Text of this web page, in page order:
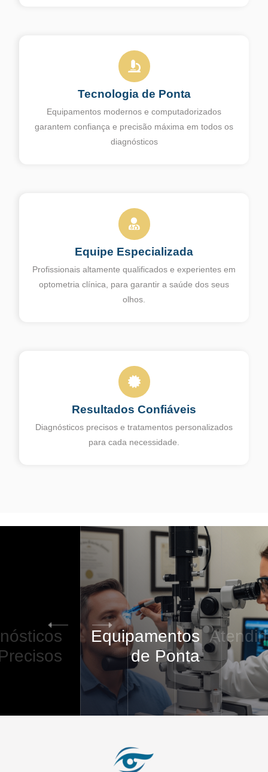
Tecnologia de Ponta
Equipamentos modernos e computadorizados
garantem confiança e precisão máxima em todos os
diagnósticos
Equipe Especializada
Profissionais altamente qualificados e experientes em
optometria clínica, para garantir a saúde dos seus
olhos.
Resultados Confiáveis
Diagnósticos precisos e tratamentos personalizados
para cada necessidade.
Equipamentos
de Ponta
AtendimentoVIP